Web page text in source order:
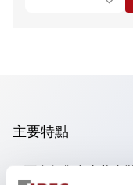
主要特點
可進行集合密著安